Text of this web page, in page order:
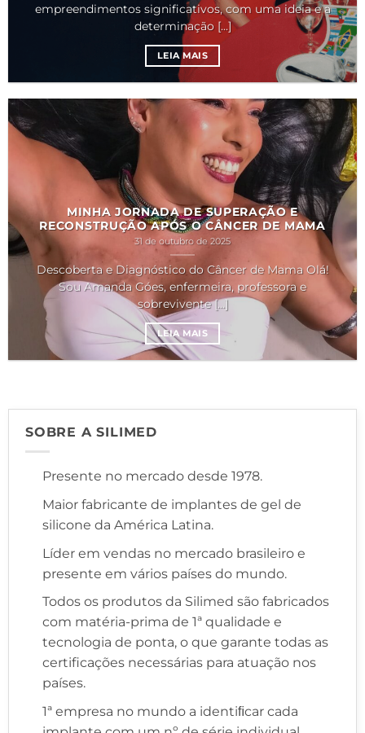
empreendimentos significativos, com uma ideia e a
determinação [...]
LEIA MAIS
MINHA JORNADA DE SUPERAÇÃO E
RECONSTRUÇÃO APÓS O CÂNCER DE MAMA
31 de outubro de 2025
Descoberta e Diagnóstico do Câncer de Mama Olá!
Sou Amanda Góes, enfermeira, professora e
sobrevivente [...]
LEIA MAIS
SOBRE A SILIMED
Presente no mercado desde 1978.
Maior fabricante de implantes de gel de
silicone da América Latina.
Líder em vendas no mercado brasileiro e
presente em vários países do mundo.
Todos os produtos da Silimed são fabricados
com matéria-prima de 1ª qualidade e
tecnologia de ponta, o que garante todas as
certificações necessárias para atuação nos
países.
1ª empresa no mundo a identiﬁcar cada